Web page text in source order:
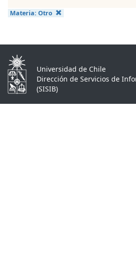
Materia: Otro
Universidad de Chile
Dirección de Servicios de
(SISIB)